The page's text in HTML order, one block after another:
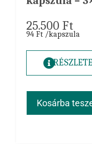
25.500Ft
94 Ft /kapszula
Kosárba